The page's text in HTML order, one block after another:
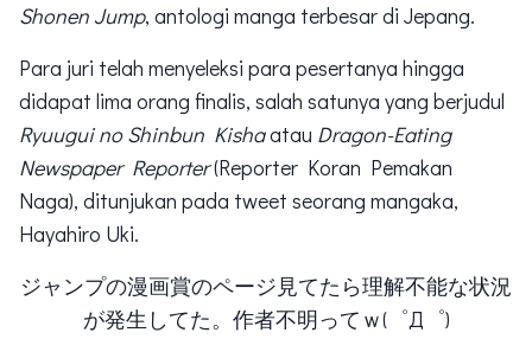
Shonen Jump, antologi manga terbesar di Jepang.
Para juri telah menyeleksi para pesertanya hingga
didapat lima orang finalis, salah satunya yang berjudul
Ryuugui no Shinbun Kishaatau Dragon-Eating
Newspaper Reporter(Reporter Koran Pemakan
Naga), ditunjukan pada tweet seorang mangaka,
Hayahiro Uki.
ジャンプの漫画賞のページ見てたら理解不能な状況
が発生してた。作者不明ってｗ(゜Д゜)